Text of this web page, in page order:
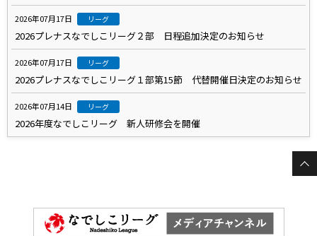
2026年07月17日 リーグ
2026プレナスなでしこリーグ２部 日程追加決定のお知らせ
2026年07月17日 リーグ
2026プレナスなでしこリーグ１部第15節 代替開催日決定のお知らせ
2026年07月14日 リーグ
2026年度なでしこリーグ 新人研修会を開催